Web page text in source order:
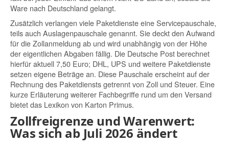
Ware nach Deutschland gelangt.
Zusätzlich verlangen viele Paketdienste eine Servicepauschale,
teils auch Auslagenpauschale genannt. Sie deckt den Aufwand
für die Zollanmeldung ab und wird unabhängig von der Höhe
der eigentlichen Abgaben fällig. Die Deutsche Post berechnet
hierfür aktuell 7,50 Euro; DHL, UPS und weitere Paketdienste
setzen eigene Beträge an. Diese Pauschale erscheint auf der
Rechnung des Paketdiensts getrennt von Zoll und Steuer. Eine
kurze Erläuterung weiterer Fachbegriffe rund um den Versand
bietet das Lexikon von Karton Primus.
Zollfreigrenze und Warenwert:
Was sich ab Juli 2026 ändert